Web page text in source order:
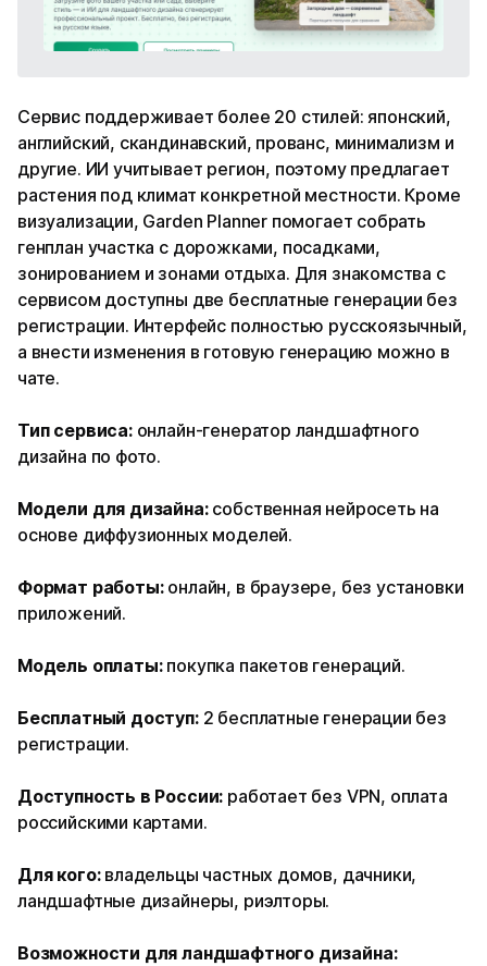
Сервис поддерживает более 20 стилей: японский,
английский, скандинавский, прованс, минимализм и
другие. ИИ учитывает регион, поэтому предлагает
растения под климат конкретной местности. Кроме
визуализации, Garden Planner помогает собрать
генплан участка с дорожками, посадками,
зонированием и зонами отдыха. Для знакомства с
сервисом доступны две бесплатные генерации без
регистрации. Интерфейс полностью русскоязычный,
а внести изменения в готовую генерацию можно в
чате.
Тип сервиса: онлайн-генератор ландшафтного
дизайна по фото.
Модели для дизайна: собственная нейросеть на
основе диффузионных моделей.
Формат работы:онлайн, в браузере, без установки
приложений.
Модель оплаты: покупка пакетов генераций.
Бесплатный доступ: 2 бесплатные генерации без
регистрации.
Доступность в России: работает без VPN, оплата
российскими картами.
Для кого: владельцы частных домов, дачники,
ландшафтные дизайнеры, риэлторы.
Возможности для ландшафтного дизайна: